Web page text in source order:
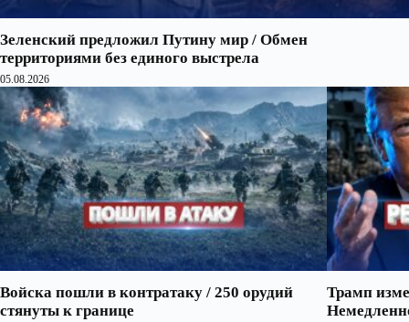
Зеленский предложил Путину мир / Обмен
территориями без единого выстрела
05.08.2026
Войска пошли в контратаку / 250 орудий
стянуты к границе
Трамп